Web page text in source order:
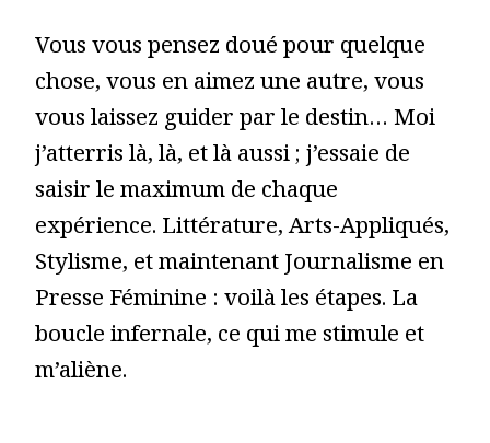
Vous vous pensez doué pour quelque
chose, vous en aimez une autre, vous
vous laissez guider par le destin… Moi
j’atterris là, là, et là aussi ; j’essaie de
saisir le maximum de chaque
expérience. Littérature, Arts-Appliqués,
Stylisme, et maintenant Journalisme en
Presse Féminine : voilà les étapes. La
boucle infernale, ce qui me stimule et
m’aliène.